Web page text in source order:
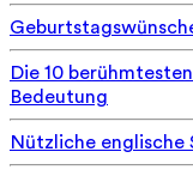
Die 10
Bedeutung
Nützliche englische